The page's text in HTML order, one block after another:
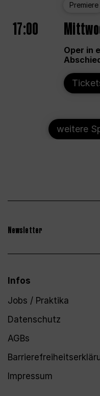
Premiere
17:00
Oper in
weitere
Newsletter
Infos
Jobs / Praktika
Datenschutz
AGBs
Impressum